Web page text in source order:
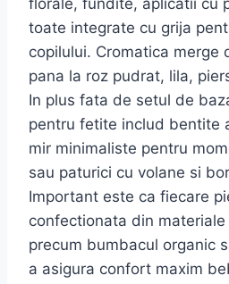
toate integrate cu grija
copilului. Cromatica merge
pana la roz pudrat, lila,
In plus fata de setul de
pentru fetite includ bentite
mir minimaliste pentru
sau paturici cu volane si
Important este ca fiecare
confectionata din
precum bumbacul organic
a asigura confort maxim